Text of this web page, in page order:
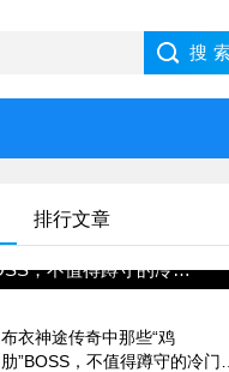
排行文章
神途传奇中那些“鸡
，不值得蹲守的冷门
怪盘点
布衣神途传奇中那些“鸡
肋”BOSS，不值得蹲守的冷门怪